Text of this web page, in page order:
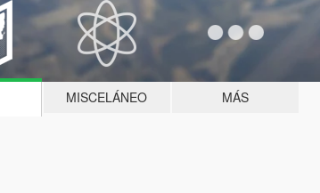
MISCELÁNEO MÁS